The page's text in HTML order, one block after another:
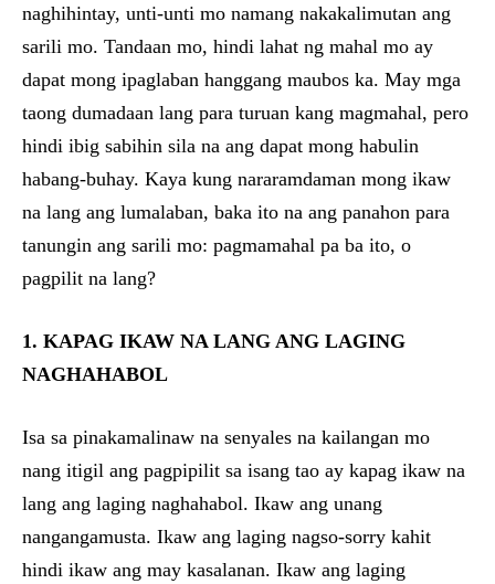
naghihintay, unti-unti mo namang nakakalimutan ang
sarili mo. Tandaan mo, hindi lahat ng mahal mo ay
dapat mong ipaglaban hanggang maubos ka. May mga
taong dumadaan lang para turuan kang magmahal, pero
hindi ibig sabihin sila na ang dapat mong habulin
habang-buhay. Kaya kung nararamdaman mong ikaw
na lang ang lumalaban, baka ito na ang panahon para
tanungin ang sarili mo: pagmamahal pa ba ito, o
pagpilit na lang?
1. KAPAG IKAW NA LANG ANG LAGING
NAGHAHABOL
Isa sa pinakamalinaw na senyales na kailangan mo
nang itigil ang pagpipilit sa isang tao ay kapag ikaw na
lang ang laging naghahabol. Ikaw ang unang
nangangamusta. Ikaw ang laging nagso-sorry kahit
hindi ikaw ang may kasalanan. Ikaw ang laging